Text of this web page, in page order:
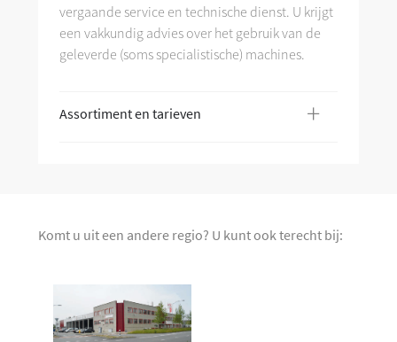
vergaande service en technische dienst. U krijgt
een vakkundig advies over het gebruik van de
geleverde (soms specialistische) machines.
Assortiment en tarieven +
Komt u uit een andere regio? U kunt ook terecht bij: